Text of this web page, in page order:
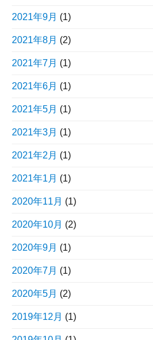
2021年9月 (1)
2021年8月 (2)
2021年7月 (1)
2021年6月 (1)
2021年5月 (1)
2021年3月 (1)
2021年2月 (1)
2021年1月 (1)
2020年11月 (1)
2020年10月 (2)
2020年9月 (1)
2020年7月 (1)
2020年5月 (2)
2019年12月 (1)